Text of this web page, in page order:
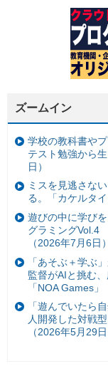
ズームイン
学校の教科書や
テスト勉強から
日）
ミスを見逃さな
る。「カケルタ
遊びの中に学び
グラミングVol.4
（2026年7月6日）
「あそぶ＋学ぶ
監督がAIと挑む
「NOA Games」
「遊んでいたら
人開発した対戦
（2026年5月29日